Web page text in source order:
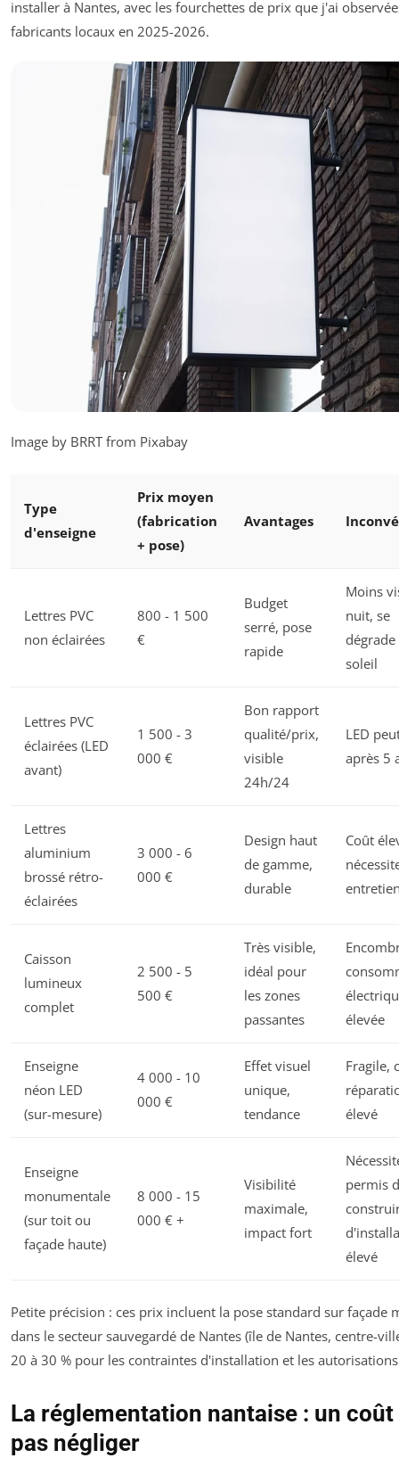
installer à Nantes, avec les fourchettes de prix que j'ai
fabricants locaux en 2025-2026.
Image by BRRT from Pixabay
Type
d'enseigne
Prix moyen
(fabrication
+ pose)
Avantages
Lettres PVC
non éclairées
800 - 1 500
€
Budget
serré, pose
rapide
Moins
nuit, se
dégrade
soleil
Lettres PVC
éclairées (LED
avant)
1 500 - 3
000 €
Bon rapport
qualité/prix,
visible
24h/24
LED
après 5
Lettres
aluminium
brossé rétro-
éclairées
3 000 - 6
000 €
Design haut
de gamme,
durable
Coût
Caisson
lumineux
complet
2 500 - 5
500 €
Très visible,
idéal pour
les zones
passantes
élevée
Enseigne
néon LED
(sur-mesure)
4 000 - 10
000 €
Effet visuel
unique,
tendance
Fragile,
élevé
Enseigne
monumentale
(sur toit ou
façade haute)
8 000 - 15
000 € +
Visibilité
maximale,
impact fort
permis
élevé
Petite précision : ces prix incluent la pose standard sur façade
dans le secteur sauvegardé de Nantes (île de Nantes, centre-
20 à 30 % pour les contraintes d'installation et les
La réglementation nantaise : un coût
pas négliger